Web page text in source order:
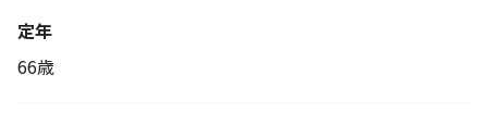
定年
66歳